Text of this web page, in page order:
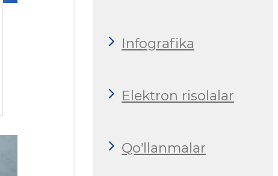
Infografika
Elektron risolalar
Qo'llanmalar